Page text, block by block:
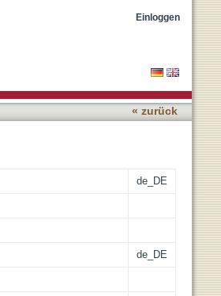
Einloggen
« zurück
de_DE
de_DE